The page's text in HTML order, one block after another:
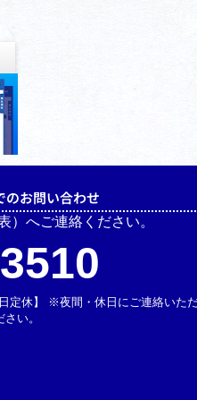
のお問い合わせ
）へご連絡ください。
定休】 ※夜間・休日にご連絡いた
い。